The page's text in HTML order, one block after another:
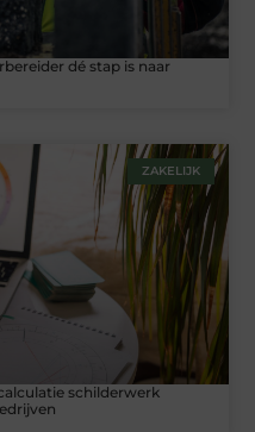
dé stap is naar
ZAKELIJK
schilderwerk